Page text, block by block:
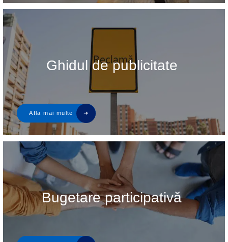
Ghidul de publicitate
Bugetare participativă